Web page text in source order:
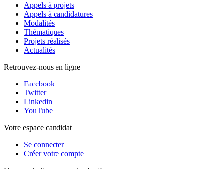
Appels à projets
Appels à candidatures
Modalités
Thématiques
Projets réalisés
Actualités
Retrouvez-nous en ligne
Facebook
Twitter
Linkedin
YouTube
Votre espace candidat
Se connecter
Créer votre compte